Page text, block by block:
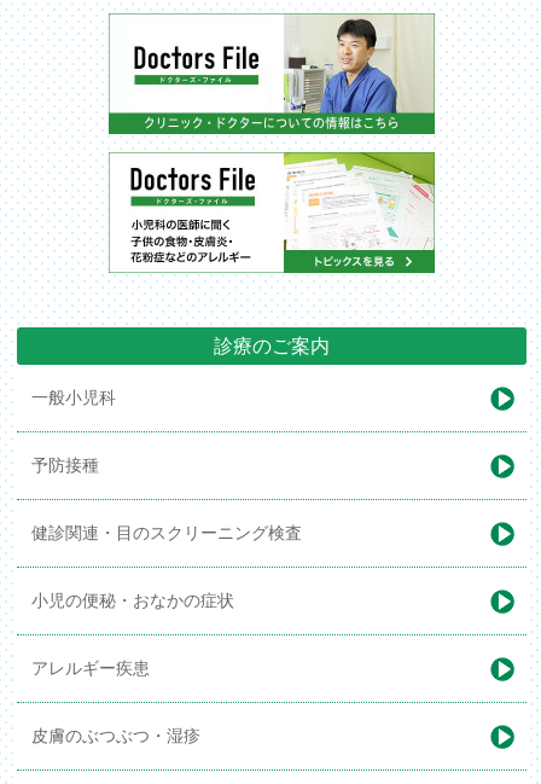
診療のご案内
一般小児科
予防接種
健診関連・ 目のスクリーニング検査
小児の便秘・ おなかの症状
アレルギー疾患
皮膚のぶつぶつ・湿疹